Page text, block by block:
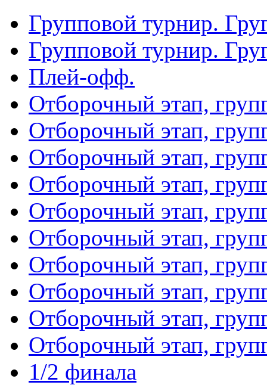
Групповой турнир.
Групповой турнир.
Плей-офф.
Отборочный этап,
Отборочный этап,
Отборочный этап,
Отборочный этап,
Отборочный этап,
Отборочный этап,
Отборочный этап,
Отборочный этап,
Отборочный этап,
Отборочный этап,
1/2 финала